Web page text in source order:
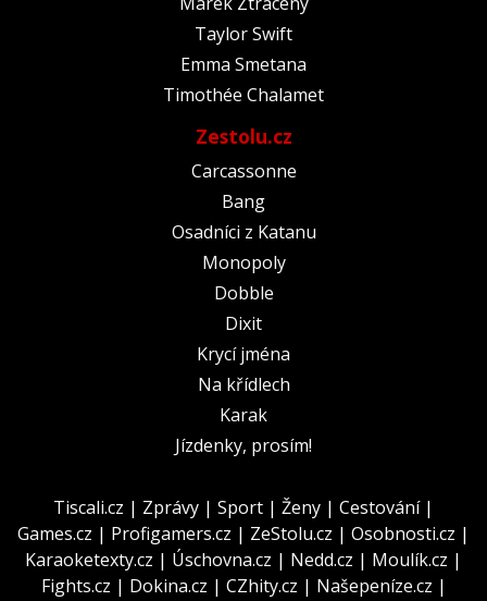
Taylor Swift
Emma Smetana
Timothée Chalamet
Zestolu.cz
Carcassonne
Bang
Osadníci z Katanu
Monopoly
Dobble
Dixit
Krycí jména
Na křídlech
Karak
Jízdenky, prosím!
Tiscali.cz | Zprávy | Sport | Ženy | Cestování|
Games.cz | Profigamers.cz | ZeStolu.cz | Osobnosti.cz |
Karaoketexty.cz | Úschovna.cz | Nedd.cz | Moulík.cz |
Fights.cz | Dokina.cz | CZhity.cz | Našepeníze.cz |